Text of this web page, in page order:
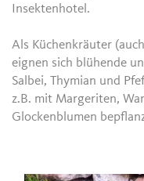
Insektenhotel.
Als Küchenkräuter
eignen sich blühende
Salbei, Thymian und
z.B. mit Margeriten,
Glockenblumen